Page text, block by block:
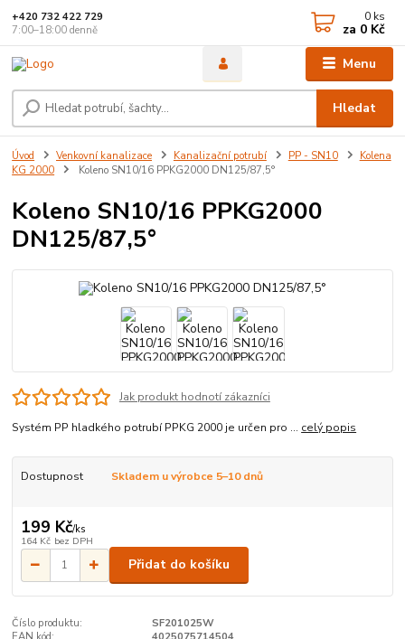
Menu
Hledat
+420 732 422 729
7:00–18:00 denně
0 ks
za 0 Kč
Úvod Venkovní kanalizace Kanalizační potrubí PP - SN10
Kolena
KG 2000
Koleno SN10/16 PPKG2000 DN125/87,5°
Koleno SN10/16 PPKG2000
DN125/87,5°
Jak produkt hodnotí zákazníci
Systém PP hladkého potrubí PPKG 2000 je určen pro ... celý popis
Dostupnost Skladem u výrobce 5–10 dnů
199 Kč/ks
164 Kč bez DPH
Přidat do košíku
Číslo produktu:
SF201025W